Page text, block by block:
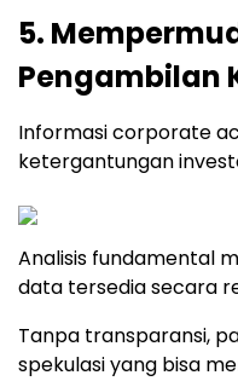
5.
Pengambilan
Informasi corporate
ketergantungan
Analisis fundamental
data tersedia secara
Tanpa transparansi,
spekulasi yang bisa